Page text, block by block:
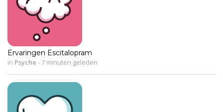
Ervaringen Escitalopram
in Psyche - 7 minuten geleden